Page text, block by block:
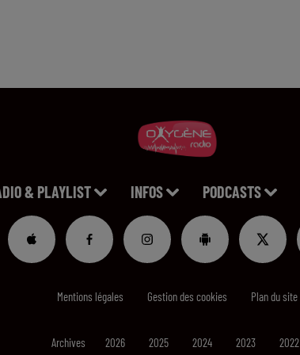
& PLAYLIST INFOS PODCASTS
Mentions légales Gestion des cookies Plan du site
Archives 2026 2025 2024 2023 2022